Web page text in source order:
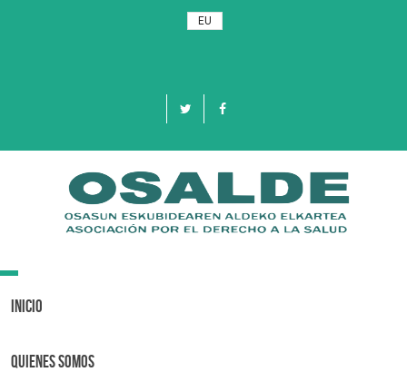
EU
Toggle
Inicio
Quienes Somos